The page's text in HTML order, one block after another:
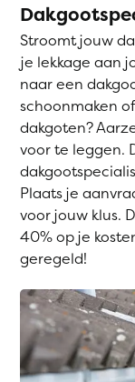
Stroomt jouw
je lekkage aan
naar een
schoonmaken
dakgoten?
voor te leggen.
Plaats je
voor jouw klus.
40% op je
geregeld!